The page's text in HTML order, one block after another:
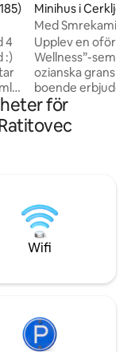
5 i genomsnittligt
4
:)
Minihus i Cerklje
kem
Med Smrekami |
wellness och spa
Upplev en
Wellness”-
ozianska
boende erbjuder
två separata
trästuga med
förstklassig
och lugnet i den
för par som är
välbefinnande
bergen.
för
Wifi